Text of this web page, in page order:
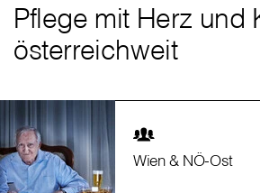
Pflege mit Herz und
österreichweit
Wien & NÖ-Ost